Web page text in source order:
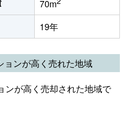
70m
19年
ョンが高く売れた地域
ンが高く売却された地域で